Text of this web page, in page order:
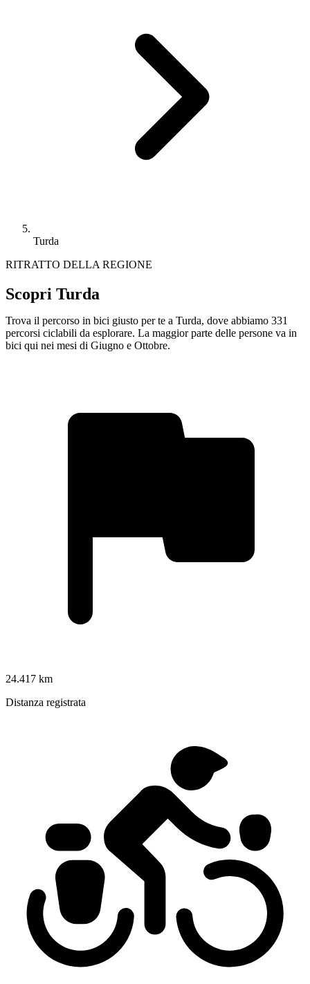
Turda
RITRATTO DELLA REGIONE
Scopri Turda
Trova il percorso in bici giusto per te a Turda, dove abbiamo 331
percorsi ciclabili da esplorare. La maggior parte delle persone va in
bici qui nei mesi di Giugno e Ottobre.
24.417 km
Distanza registrata